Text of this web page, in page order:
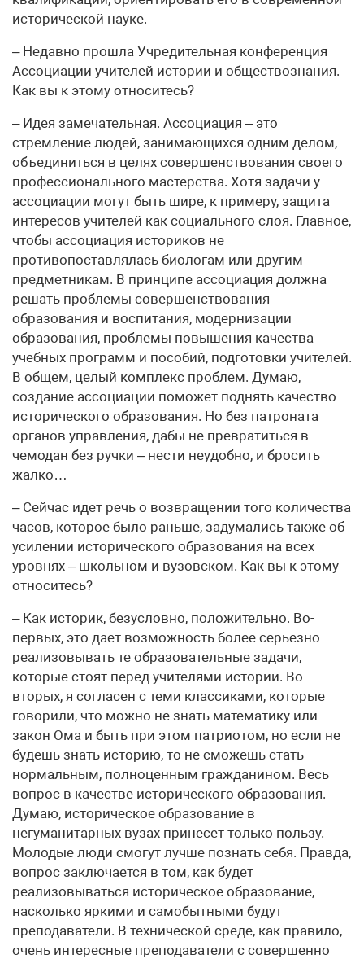
исторической науке.
– Недавно прошла Учредительная конференция
Ассоциации учителей истории и обществознания.
Как вы к этому относитесь?
– Идея замечательная. Ассоциация – это
стремление людей, занимающихся одним делом,
объединиться в целях совершенствования своего
профессионального мастерства. Хотя задачи у
ассоциации могут быть шире, к примеру, защита
интересов учителей как социального слоя. Главное,
чтобы ассоциация историков не
противопоставлялась биологам или другим
предметникам. В принципе ассоциация должна
решать проблемы совершенствования
образования и воспитания, модернизации
образования, проблемы повышения качества
учебных программ и пособий, подготовки учителей.
В общем, целый комплекс проблем. Думаю,
создание ассоциации поможет поднять качество
исторического образования. Но без патроната
органов управления, дабы не превратиться в
чемодан без ручки – нести неудобно, и бросить
жалко…
– Сейчас идет речь о возвращении того количества
часов, которое было раньше, задумались также об
усилении исторического образования на всех
уровнях – школьном и вузовском. Как вы к этому
относитесь?
– Как историк, безусловно, положительно. Во-
первых, это дает возможность более серьезно
реализовывать те образовательные задачи,
которые стоят перед учителями истории. Во-
вторых, я согласен с теми классиками, которые
говорили, что можно не знать математику или
закон Ома и быть при этом патриотом, но если не
будешь знать историю, то не сможешь стать
нормальным, полноценным гражданином. Весь
вопрос в качестве исторического образования.
Думаю, историческое образование в
негуманитарных вузах принесет только пользу.
Молодые люди смогут лучше познать себя. Правда,
вопрос заключается в том, как будет
реализовываться историческое образование,
насколько яркими и самобытными будут
преподаватели. В технической среде, как правило,
очень интересные преподаватели с совершенно